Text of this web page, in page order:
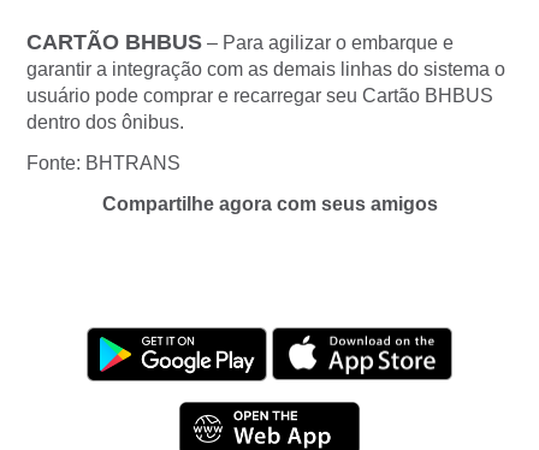
CARTÃO BHBUS – Para agilizar o embarque e
garantir a integração com as demais linhas do sistema o
usuário pode comprar e recarregar seu Cartão BHBUS
dentro dos ônibus.
Fonte: BHTRANS
Compartilhe agora com seus amigos